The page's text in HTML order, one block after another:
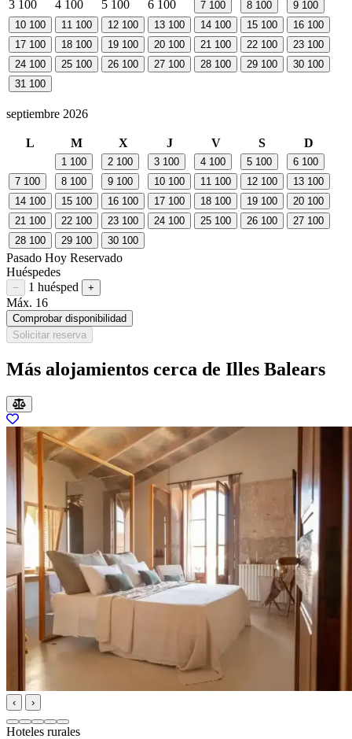
3 100 4 100 5 100 6 100 7 100 8 100 9 100
10 100 11 100 12 100 13 100 14 100 15 100 16 100
17 100 18 100 19 100 20 100 21 100 22 100 23 100
24 100 25 100 26 100 27 100 28 100 29 100 30 100
31 100
septiembre 2026
L M X J V S D
1 100 2 100 3 100 4 100 5 100 6 100
7 100 8 100 9 100 10 100 11 100 12 100 13 100
14 100 15 100 16 100 17 100 18 100 19 100 20 100
21 100 22 100 23 100 24 100 25 100 26 100 27 100
28 100 29 100 30 100
Pasado Hoy Reservado
Huéspedes
Restar huésped
− 1 huésped Sumar huésped
+
Máx. 16
Comprobar disponibilidad
Solicitar reserva
Más alojamientos cerca de Illes Balears
‹ ›
Hoteles rurales